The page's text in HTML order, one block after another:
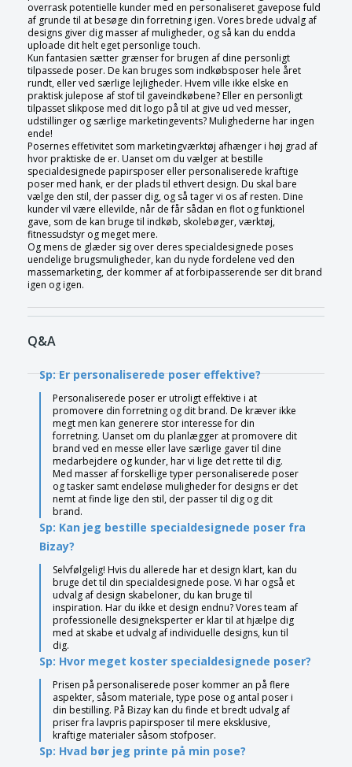
overrask potentielle kunder med en personaliseret gavepose fuld
af grunde til at besøge din forretning igen. Vores brede udvalg af
designs giver dig masser af muligheder, og så kan du endda
uploade dit helt eget personlige touch.
Kun fantasien sætter grænser for brugen af dine personligt
tilpassede poser. De kan bruges som indkøbsposer hele året
rundt, eller ved særlige lejligheder. Hvem ville ikke elske en
praktisk julepose af stof til gaveindkøbene? Eller en personligt
tilpasset slikpose med dit logo på til at give ud ved messer,
udstillinger og særlige marketingevents? Mulighederne har ingen
ende!
Posernes effetivitet som marketingværktøj afhænger i høj grad af
hvor praktiske de er. Uanset om du vælger at bestille
specialdesignede papirsposer eller personaliserede kraftige
poser med hank, er der plads til ethvert design. Du skal bare
vælge den stil, der passer dig, og så tager vi os af resten. Dine
kunder vil være ellevilde, når de får sådan en flot og funktionel
gave, som de kan bruge til indkøb, skolebøger, værktøj,
fitnessudstyr og meget mere.
Og mens de glæder sig over deres specialdesignede poses
uendelige brugsmuligheder, kan du nyde fordelene ved den
massemarketing, der kommer af at forbipasserende ser dit brand
igen og igen.
Q&A
Sp: Er personaliserede poser effektive?
Personaliserede poser er utroligt effektive i at
promovere din forretning og dit brand. De kræver ikke
megt men kan generere stor interesse for din
forretning. Uanset om du planlægger at promovere dit
brand ved en messe eller lave særlige gaver til dine
medarbejdere og kunder, har vi lige det rette til dig.
Med masser af forskellige typer personaliserede poser
og tasker samt endeløse muligheder for designs er det
nemt at finde lige den stil, der passer til dig og dit
brand.
Sp: Kan jeg bestille specialdesignede poser fra
Bizay?
Selvfølgelig! Hvis du allerede har et design klart, kan du
bruge det til din specialdesignede pose. Vi har også et
udvalg af design skabeloner, du kan bruge til
inspiration. Har du ikke et design endnu? Vores team af
professionelle designeksperter er klar til at hjælpe dig
med at skabe et udvalg af individuelle designs, kun til
dig.
Sp: Hvor meget koster specialdesignede poser?
Prisen på personaliserede poser kommer an på flere
aspekter, såsom materiale, type pose og antal poser i
din bestilling. På Bizay kan du finde et bredt udvalg af
priser fra lavpris papirsposer til mere eksklusive,
kraftige materialer såsom stofposer.
Sp: Hvad bør jeg printe på min pose?